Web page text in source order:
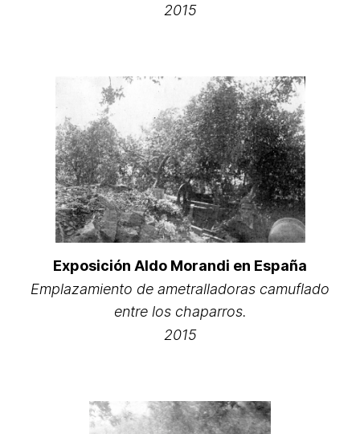
2015
Exposición Aldo Morandi en España
Emplazamiento de ametralladoras camuflado
entre los chaparros.
2015